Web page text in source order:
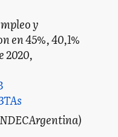
y
en 45%, 40,1%
2020,